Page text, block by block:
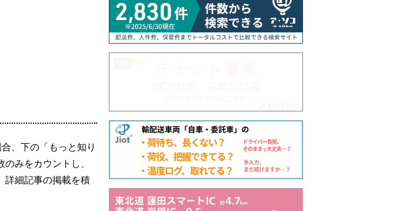
、下の「もっと知り
みをカウントし、
詳細記事の掲載を積